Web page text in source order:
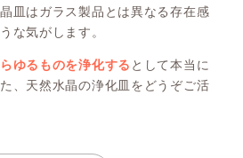
皿はガラス製品とは異なる存在感
な気がします。
ゆるものを浄化する として本当に
、天然水晶の浄化皿をどうぞご活